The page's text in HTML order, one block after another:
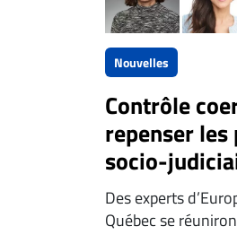
Solutions de
recrutements
TROUVEZ-
Nouvelles
Contrôle
repenser
socio-
Des experts
Québec se